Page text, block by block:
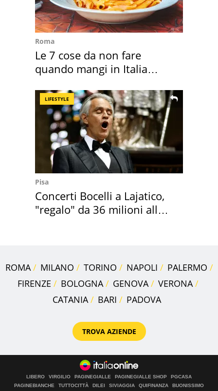
Roma
Le 7 cose da non fare
quando mangi in Italia
LIFESTYLE
Pisa
Concerti Bocelli a Lajatico,
"regalo" da 36 milioni alla
ROMA MILANO TORINO NAPOLI
PALERMO
FIRENZE
BOLOGNA GENOVA
VERONA
CATANIA
BARI PADOVA
TROVA AZIENDE
LIBERO VIRGILIO PAGINEGIALLE PAGINEGIALLE SHOP
PGCASA
PAGINEBIANCHE
TUTTOCITTÀ DILEI SIVIAGGIA QUIFINANZA
BUONISSIMO